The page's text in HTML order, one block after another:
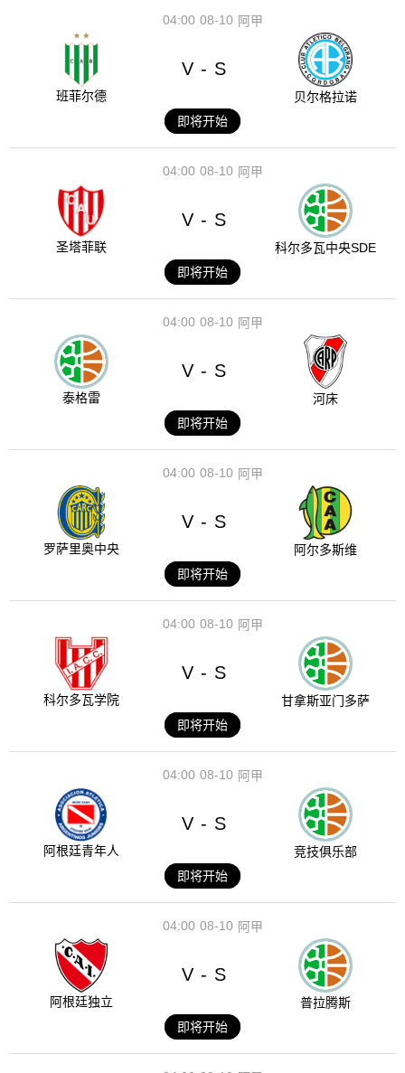
08-10
04:00 阿甲
班菲尔德
V - S
贝尔格拉诺
即将开始
08-10
04:00 阿甲
圣塔菲联
V - S
科尔多瓦中央SDE
即将开始
08-10
04:00 阿甲
泰格雷
V - S
河床
即将开始
08-10
04:00 阿甲
罗萨里奥中央
V - S
阿尔多斯维
即将开始
08-10
04:00 阿甲
科尔多瓦学院
V - S
甘拿斯亚门多萨
即将开始
08-10
04:00 阿甲
阿根廷青年人
V - S
竞技俱乐部
即将开始
08-10
04:00 阿甲
阿根廷独立
V - S
普拉腾斯
即将开始